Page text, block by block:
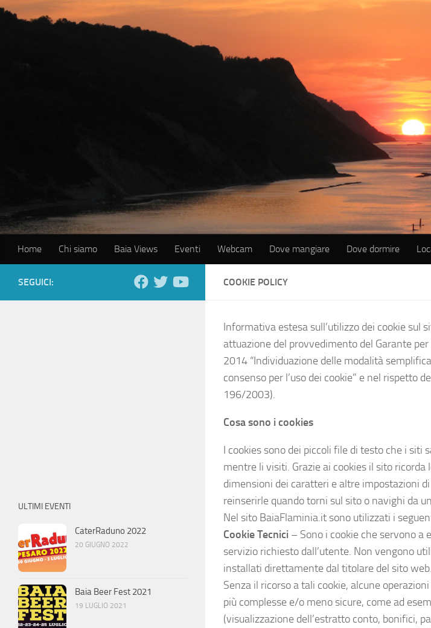
Salta al contenuto
Home Chi siamo Baia Views Eventi Webcam Dove mangiare Dove dormire
COOKIE POLICY
Informativa estesa sull’utilizzo dei cookie sul
attuazione del provvedimento del Garante
2014 “Individuazione delle modalità
consenso per l’uso dei cookie” e nel rispetto
196/2003).
Cosa sono i cookies
I cookies sono dei piccoli file di testo che i siti
mentre li visiti. Grazie ai cookies il sito
dimensioni dei caratteri e altre impostazioni
reinserirle quando torni sul sito o navighi da
Nel sito BaiaFlaminia.it sono utilizzati i
Cookie Tecnici – Sono i cookie che servono
servizio richiesto dall’utente. Non vengono
installati direttamente dal titolare del sito web.
Senza il ricorso a tali cookie, alcune
più complesse e/o meno sicure, come ad
(visualizzazione dell’estratto conto, bonifici,
SEGUICI:
ULTIMI EVENTI
CaterRaduno 2022
20 GIUGNO 2022
Baia Beer Fest 2021
19 LUGLIO 2021